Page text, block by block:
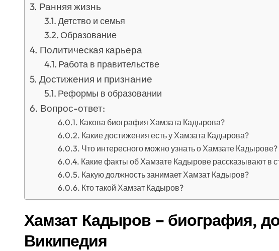
Ранняя жизнь
Детство и семья
Образование
Политическая карьера
Работа в правительстве
Достижения и признание
Реформы в образовании
Вопрос-ответ:
Какова биография Хамзата Кадырова?
Какие достижения есть у Хамзата Кадырова?
Что интересного можно узнать о Хамзате Кадырове?
Какие факты об Хамзате Кадырове рассказывают в
Какую должность занимает Хамзат Кадыров?
Кто такой Хамзат Кадыров?
Хамзат Кадыров – биография,
Википедия